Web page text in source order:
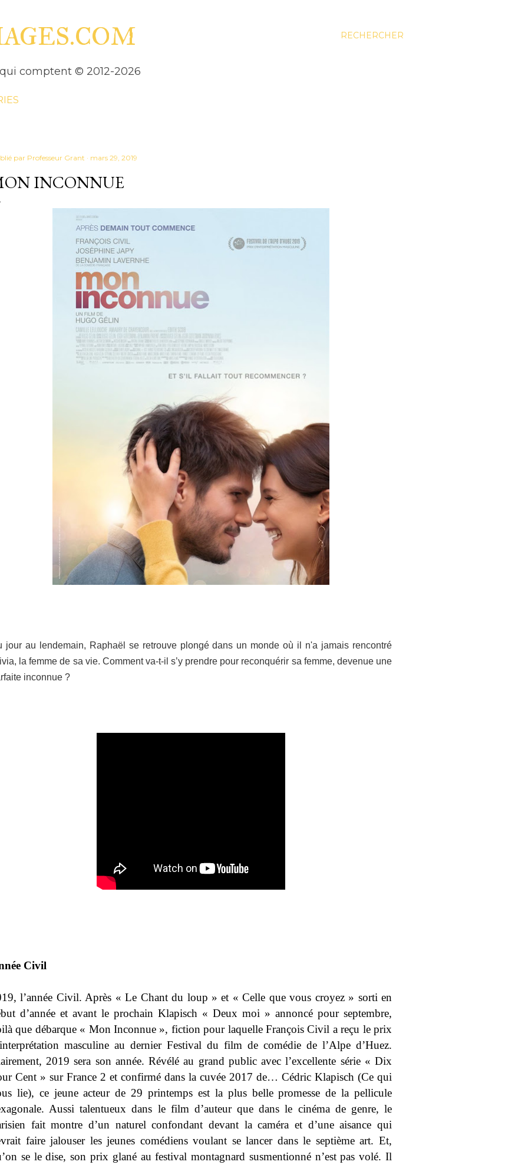
RECHERCHER
comptent © 2012-2026
par Professeur Grant mars 29, 2019
INCONNUE
jour au lendemain, Raphaël se retrouve plongé dans un monde où il n'a jamais rencontré
la femme de sa vie. Comment va-t-il s’y prendre pour reconquérir sa femme, devenue une
inconnue ?
Civil
l’année Civil. Après « Le Chant du loup » et « Celle que vous croyez » sorti en
d’année et avant le prochain Klapisch « Deux moi » annoncé pour septembre,
que débarque « Mon Inconnue », fiction pour laquelle François Civil a reçu le prix
masculine au dernier Festival du film de comédie de l’Alpe d’Huez.
2019 sera son année. Révélé au grand public avec l’excellente série « Dix
Cent » sur France 2 et confirmé dans la cuvée 2017 de… Cédric Klapisch (Ce qui
lie), ce jeune acteur de 29 printemps est la plus belle promesse de la pellicule
Aussi talentueux dans le film d’auteur que dans le cinéma de genre, le
fait montre d’un naturel confondant devant la caméra et d’une aisance qui
faire jalouser les jeunes comédiens voulant se lancer dans le septième art. Et,
se le dise, son prix glané au festival montagnard susmentionné n’est pas volé. Il